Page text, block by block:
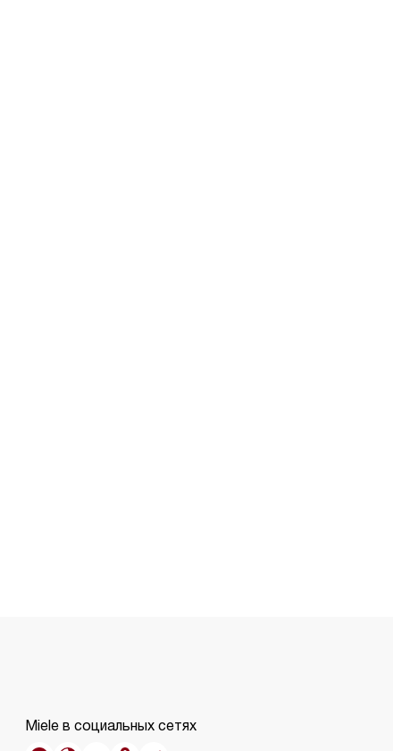
Miele в социальных сетях